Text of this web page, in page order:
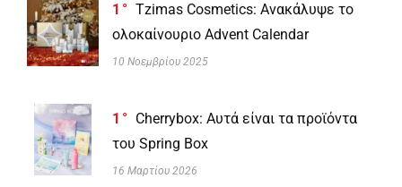
1
Tzimas Cosmetics: Ανακάλυψε το
ολοκαίνουριο Advent Calendar
10 Νοεμβρίου 2025
1
Cherrybox: Αυτά είναι τα προϊόντα
του Spring Box
16 Μαρτίου 2026